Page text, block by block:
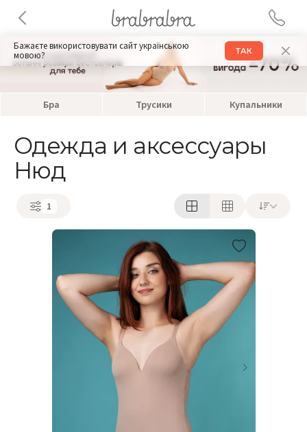
Бажаєте використовувати сайт українською
мовою?
ТАК
Бра Трусики Купальники
Одежда и аксессуары
Нюд
1